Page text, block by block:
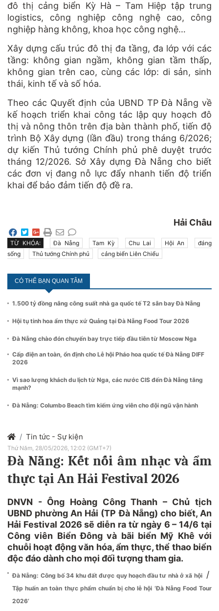
đô thị cảng biển Kỳ Hà – Tam Hiệp tập trung
logistics, công nghiệp công nghệ cao, công
nghiệp hàng không, khoa học công nghệ…
Xây dựng cấu trúc đô thị đa tầng, đa lớp với các
tầng: không gian ngầm, không gian tầm thấp,
không gian trên cao, cùng các lớp: di sản, sinh
thái, kinh tế và số hóa.
Theo các Quyết định của UBND TP Đà Nẵng về
kế hoạch triển khai công tác lập quy hoạch đô
thị và nông thôn trên địa bàn thành phố, tiến độ
trình Bộ Xây dựng (lần đầu) trong tháng 6/2026;
dự kiến Thủ tướng Chính phủ phê duyệt trước
tháng 12/2026. Sở Xây dựng Đà Nẵng cho biết
các đơn vị đang nỗ lực đẩy nhanh tiến độ triển
khai để bảo đảm tiến độ đề ra.
Hải Châu
TỪ KHÓA: Đà Nẵng Tam Kỳ Chu Lai Hội An
đáng
sống
Thủ tướng Chính phủ cảng biển Liên Chiểu
CÓ THỂ BẠN QUAN TÂM
1.500 tỷ đồng nâng công suất nhà ga quốc tế T2 sân bay Đà Nẵng
Hội tụ tinh hoa ẩm thực xứ Quảng tại Đà Nẵng Food Tour 2026
Đà Nẵng chào đón chuyến bay trực tiếp đầu tiên từ Moscow Nga
Cấp điện an toàn, ổn định cho Lễ hội Pháo hoa quốc tế Đà Nẵng DIFF
2026
Vì sao lượng khách du lịch từ Nga, các nước CIS đến Đà Nẵng tăng
mạnh?
Đà Nẵng: Columbo Beach tìm kiếm ứng viên cho đội ngũ vận hành
Tin tức - Sự kiện
Thứ Năm, 28/05/2026, 12:02 (GMT+7)
Đà Nẵng: Kết nối âm nhạc và ẩm
thực tại An Hải Festival 2026
DNVN - Ông Hoàng Công Thanh – Chủ tịch
UBND phường An Hải (TP Đà Nẵng) cho biết, An
Hải Festival 2026 sẽ diễn ra từ ngày 6 – 14/6 tại
Công viên Biển Đông và bãi biển Mỹ Khê với
chuỗi hoạt động văn hóa, ẩm thực, thể thao biển
độc đáo dành cho mọi đối tượng tham gia.
Đà Nẵng: Công bố 34 khu đất được quy hoạch đầu tư nhà ở xã hội /
Tập huấn an toàn thực phẩm chuẩn bị cho lễ hội ‘Đà Nẵng Food Tour
2026’